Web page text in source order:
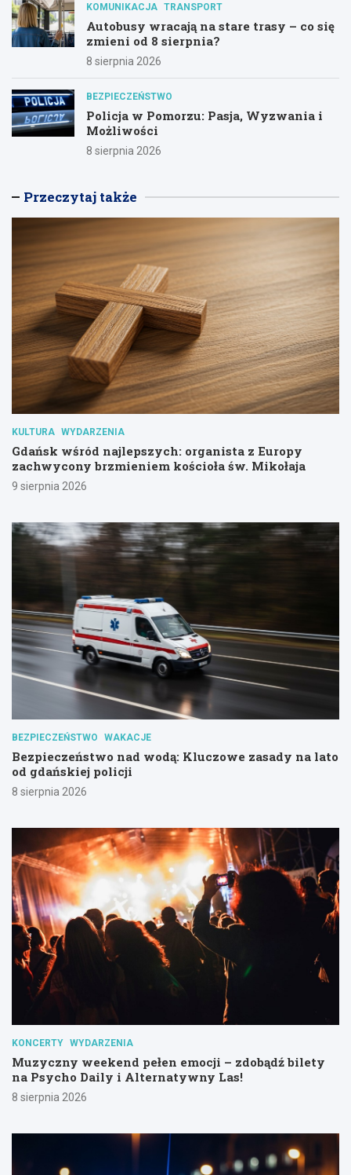
KOMUNIKACJA TRANSPORT
Autobusy wracają na stare trasy – co się
zmieni od 8 sierpnia?
8 sierpnia 2026
BEZPIECZEŃSTWO
Policja w Pomorzu: Pasja, Wyzwania i
Możliwości
8 sierpnia 2026
Przeczytaj także
KULTURA WYDARZENIA
Gdańsk wśród najlepszych: organista z Europy
zachwycony brzmieniem kościoła św. Mikołaja
9 sierpnia 2026
BEZPIECZEŃSTWO WAKACJE
Bezpieczeństwo nad wodą: Kluczowe zasady na lato
od gdańskiej policji
8 sierpnia 2026
KONCERTY WYDARZENIA
Muzyczny weekend pełen emocji – zdobądź bilety
na Psycho Daily i Alternatywny Las!
8 sierpnia 2026